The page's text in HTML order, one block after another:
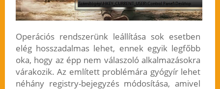
Operációs rendszerünk leállítása sok esetben
elég hosszadalmas lehet, ennek egyik legfőbb
oka, hogy az épp nem válaszoló alkalmazásokra
várakozik. Az említett problémára gyógyír lehet
néhány registry-bejegyzés módosítása, amivel